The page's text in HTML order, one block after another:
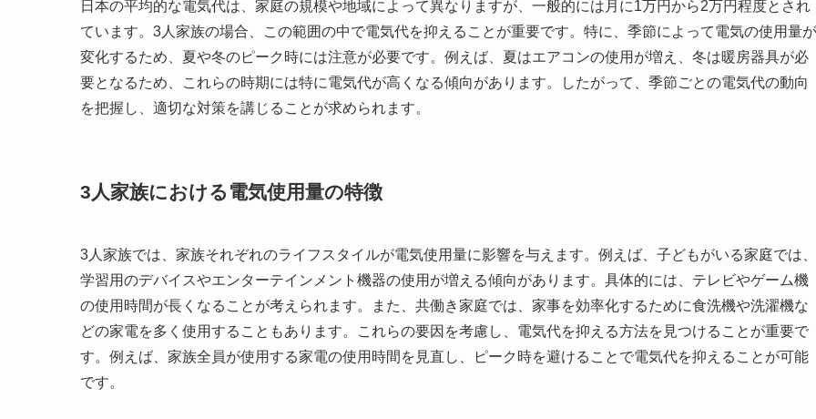
日本の平均的な電気代は、家庭の規模や地域によって異なりますが、一般的には月に1万円から2万円程度とされ
ています。3人家族の場合、この範囲の中で電気代を抑えることが重要です。特に、季節によって電気の使用量が
変化するため、夏や冬のピーク時には注意が必要です。例えば、夏はエアコンの使用が増え、冬は暖房器具が必
要となるため、これらの時期には特に電気代が高くなる傾向があります。したがって、季節ごとの電気代の動向
を把握し、適切な対策を講じることが求められます。
3人家族における電気使用量の特徴
3人家族では、家族それぞれのライフスタイルが電気使用量に影響を与えます。例えば、子どもがいる家庭では、
学習用のデバイスやエンターテインメント機器の使用が増える傾向があります。具体的には、テレビやゲーム機
の使用時間が長くなることが考えられます。また、共働き家庭では、家事を効率化するために食洗機や洗濯機な
どの家電を多く使用することもあります。これらの要因を考慮し、電気代を抑える方法を見つけることが重要で
す。例えば、家族全員が使用する家電の使用時間を見直し、ピーク時を避けることで電気代を抑えることが可能
です。